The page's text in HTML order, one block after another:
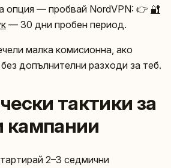
опция — пробвай NordVPN: 👉 🔐
— 30 дни пробен период.
малка комисионна, ако
допълнителни разходи за теб.
тактики за
кампании
2–3 седмични